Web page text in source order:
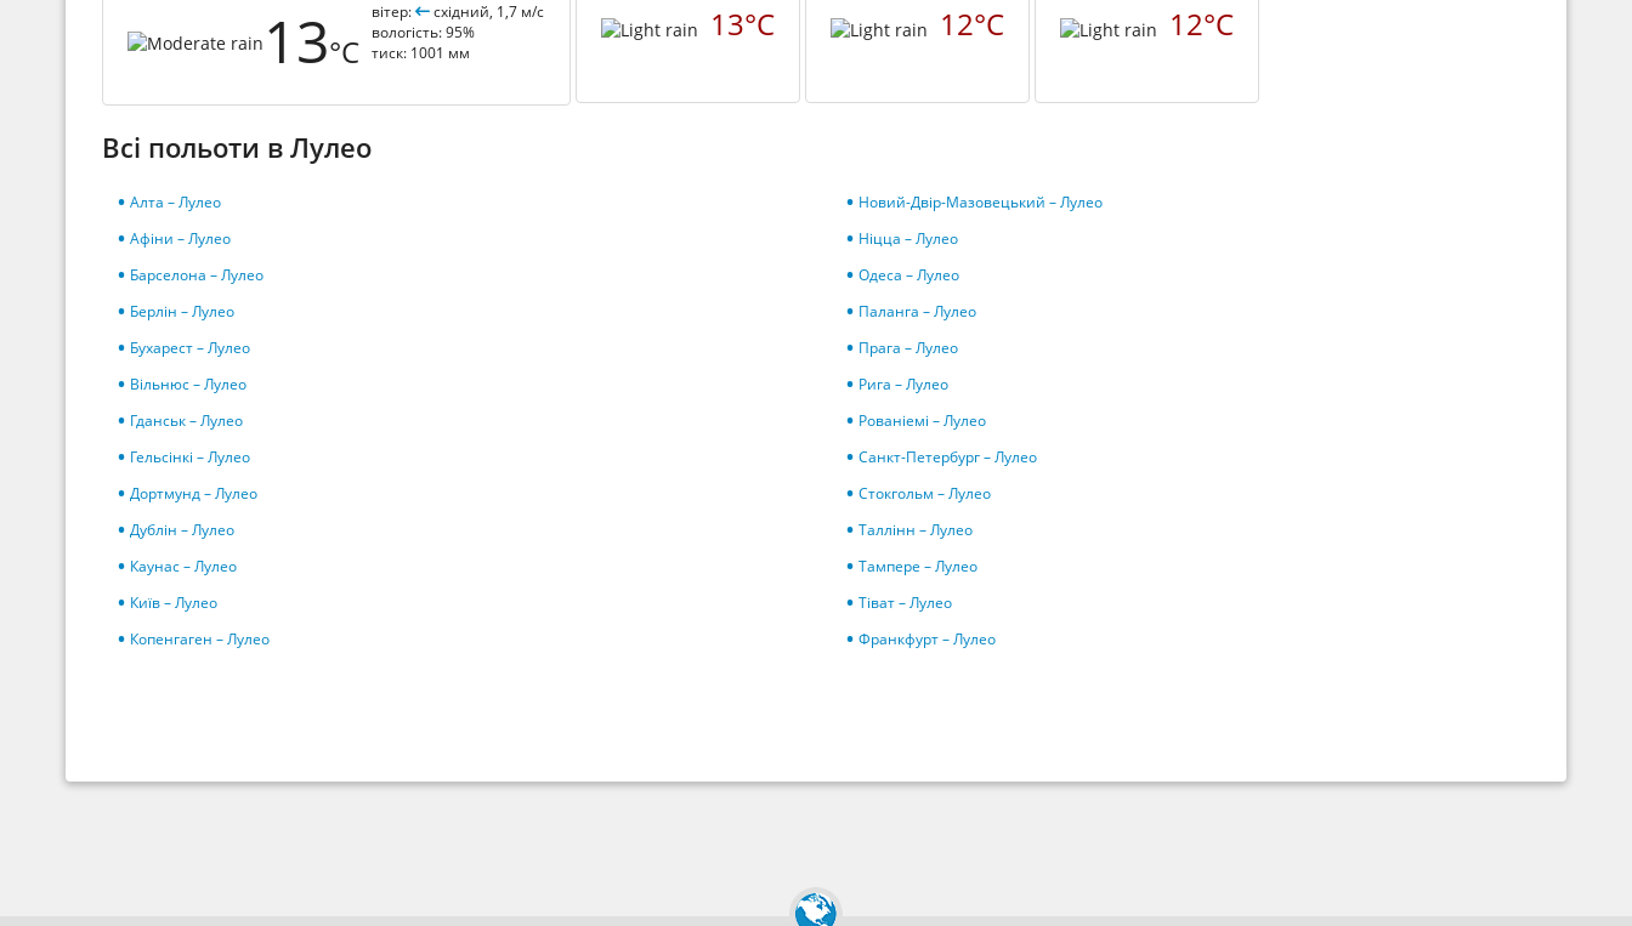
13°C
вітер:
східний, 1,7 м/с
вологість: 95%
тиск: 1001 мм
13°C 12°C 12°C
Всі польоти в Лулео
Алта – Лулео
Афіни – Лулео
Барселона – Лулео
Берлін – Лулео
Бухарест – Лулео
Вільнюс – Лулео
Гданськ – Лулео
Гельсінкі – Лулео
Дортмунд – Лулео
Дублін – Лулео
Каунас – Лулео
Київ – Лулео
Копенгаген – Лулео
Новий-Двір-Мазовецький – Лулео
Ніцца – Лулео
Одеса – Лулео
Паланга – Лулео
Прага – Лулео
Рига – Лулео
Рованіемі – Лулео
Санкт-Петербург – Лулео
Стокгольм – Лулео
Таллінн – Лулео
Тампере – Лулео
Тіват – Лулео
Франкфурт – Лулео